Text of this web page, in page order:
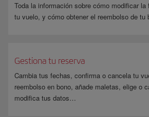
Toda la información sobre cómo modificar la
tu vuelo, y cómo obtener el reembolso de tu
Gestiona tu reserva
Cambia tus fechas, confirma o cancela tu
reembolso en bono, añade maletas, elige o
modifica tus datos…